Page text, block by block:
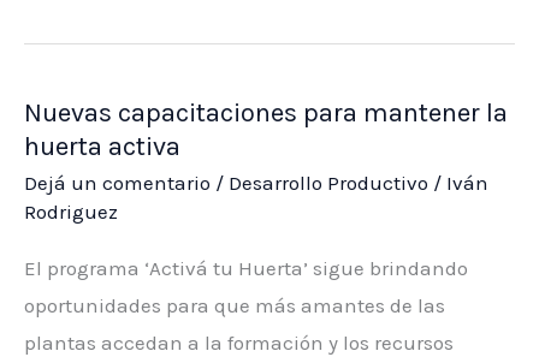
lanza
segunda
edición
de
‘Mi
Próximo
Paso’
para
Nuevas capacitaciones para mantener la
huerta activa
Dejá un comentario / Desarrollo Productivo / Iván
Rodriguez
El programa ‘Activá tu Huerta’ sigue brindando
oportunidades para que más amantes de las
plantas accedan a la formación y los recursos